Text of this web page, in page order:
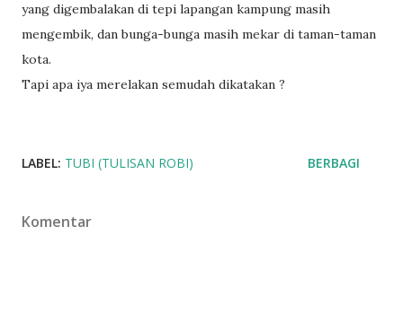
yang digembalakan di tepi lapangan kampung masih
mengembik, dan bunga-bunga masih mekar di taman-taman
kota.
Tapi apa iya merelakan semudah dikatakan ?
LABEL: TUBI (TULISAN ROBI) BERBAGI
Komentar